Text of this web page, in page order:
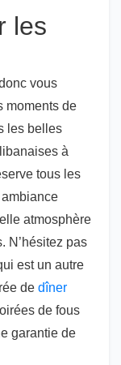
les
vous
moments de
les belles
à
tous les
atmosphère
N’hésitez pas
est un autre
de dîner
de fous
garantie de